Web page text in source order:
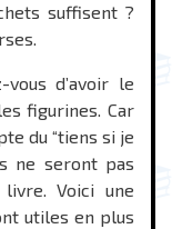
suffisent ?
d’avoir le
figurines. Car
du “tiens si je
ne seront pas
Voici une
utiles en plus